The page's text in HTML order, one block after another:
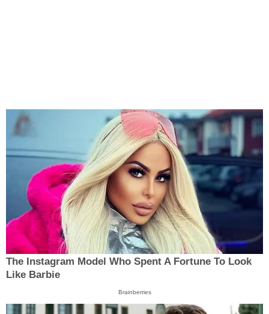
The Instagram Model Who Spent A Fortune To Look
Like Barbie
Brainberries